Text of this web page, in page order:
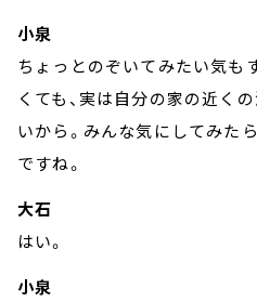
小泉
ちょっとのぞいてみたい気も
くても、実は自分の家の近く
いから。みんな気にしてみた
ですね。
大石
はい。
小泉